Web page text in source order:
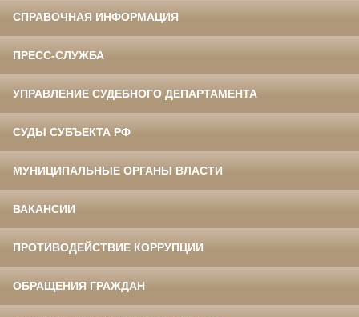
СПРАВОЧНАЯ ИНФОРМАЦИЯ
ПРЕСС-СЛУЖБА
УПРАВЛЕНИЕ СУДЕБНОГО ДЕПАРТАМЕНТА
СУДЫ СУБЪЕКТА РФ
МУНИЦИПАЛЬНЫЕ ОРГАНЫ ВЛАСТИ
ВАКАНСИИ
ПРОТИВОДЕЙСТВИЕ КОРРУПЦИИ
ОБРАЩЕНИЯ ГРАЖДАН